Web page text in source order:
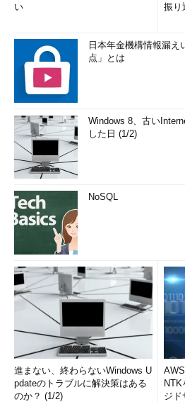
い
振り
日本年金機構情報漏え
点」とは
Windows 8、古い
した日 (1/2)
NoSQL
進まない、終わらないWindows U
pdateのトラブルに解決策はある
のか？ (1/2)
ジド